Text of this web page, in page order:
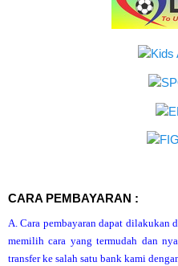
CARA PEMBAYARAN :
A. Cara pembayaran dapat dilakukan
memilih cara yang termudah dan
transfer ke salah satu bank kami